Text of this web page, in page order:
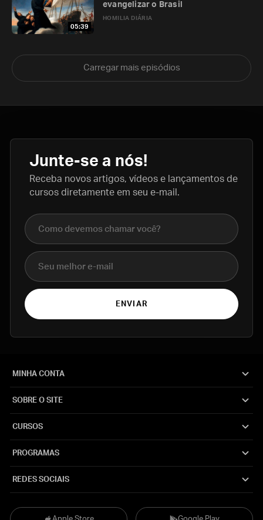
05:39
HOMILIA DIÁRIA
evangelizar o Brasil
Carregar mais episódios
Junte-se a nós!
Receba novos artigos, vídeos e lançamentos de
cursos diretamente em seu e-mail.
Nome completo
E-mail
ENVIAR
MINHA CONTA
SOBRE O SITE
CURSOS
PROGRAMAS
REDES SOCIAIS